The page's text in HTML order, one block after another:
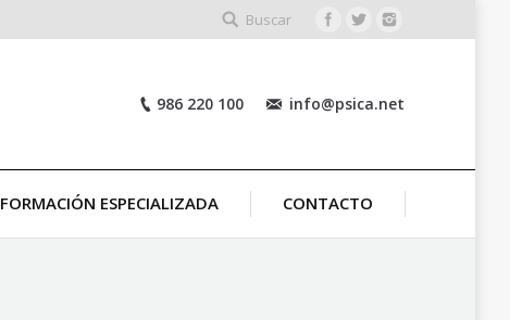
Buscar
986 220 100 info@psica.net
FORMACIÓN ESPECIALIZADA CONTACTO